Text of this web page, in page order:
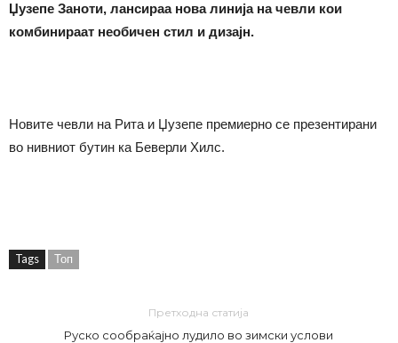
Џузепе Заноти, лансираа нова линија на чевли кои
комбинираат необичен стил и дизајн.
Новите чевли на Рита и Џузепе премиерно се презентирани
во нивниот бутин ка Беверли Хилс.
Tags Топ
Претходна статија
Руско сообраќајно лудило во зимски услови